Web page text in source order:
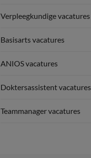
Verpleegkundige vacatures
Basisarts vacatures
ANIOS vacatures
Doktersassistent vacatures
Teammanager vacatures